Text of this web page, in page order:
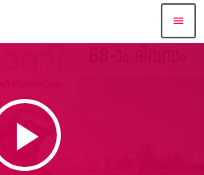
menu
play_arrow